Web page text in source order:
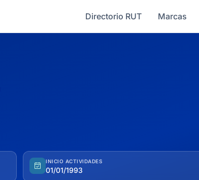
Directorio RUT Marcas
INICIO ACTIVIDADES
01/01/1993